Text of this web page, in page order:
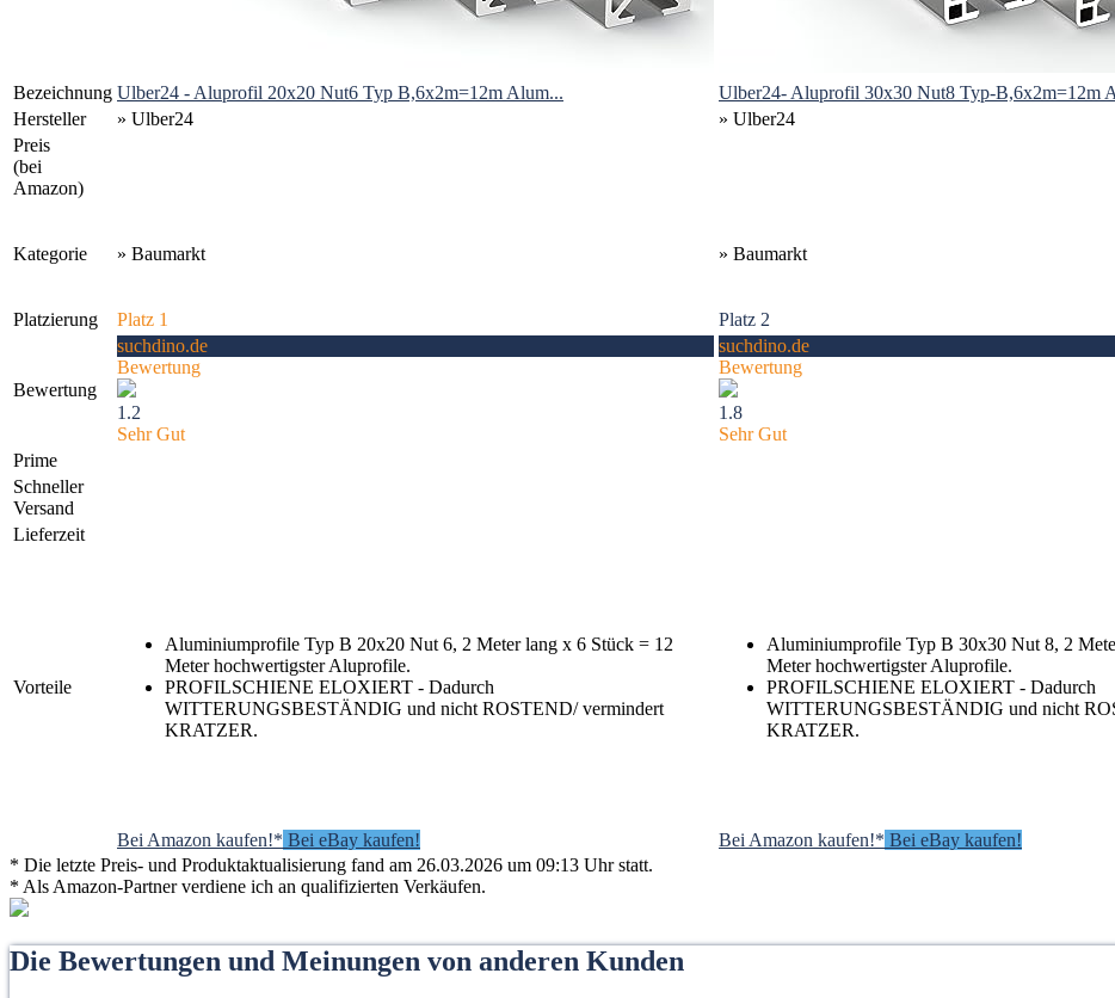
Bezeichnung Ulber24 - Aluprofil 20x20 Nut6 Typ B,6x2m=12m Alum... Ulber24- Aluprofil 30x30 Nut8 Typ-B,6x2m=12m
Hersteller
» Ulber24 » Ulber24
Preis
(bei
Amazon)
Kategorie » Baumarkt » Baumarkt
Platzierung Platz 1 Platz 2
Bewertung
suchdino.de
Bewertung
1.2
Sehr Gut
suchdino.de
Bewertung
1.8
Sehr Gut
Prime
Schneller
Versand
Lieferzeit
Vorteile
Aluminiumprofile Typ B 20x20 Nut 6, 2 Meter lang x 6 Stück = 12
Meter hochwertigster Aluprofile.
PROFILSCHIENE ELOXIERT - Dadurch
WITTERUNGSBESTÄNDIG und nicht ROSTEND/ vermindert
KRATZER.
Aluminiumprofile Typ B 30x30 Nut 8, 2
Meter hochwertigster Aluprofile.
PROFILSCHIENE ELOXIERT - Dadurch
WITTERUNGSBESTÄNDIG und nicht
KRATZER.
Bei Amazon kaufen!* Bei eBay kaufen! Bei Amazon kaufen!* Bei eBay kaufen!
* Die letzte Preis- und Produktaktualisierung fand am 26.03.2026 um 09:13 Uhr statt.
* Als Amazon-Partner verdiene ich an qualifizierten Verkäufen.
Die Bewertungen und Meinungen von anderen Kunden